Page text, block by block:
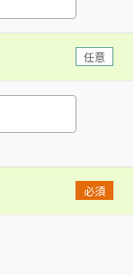
任意
必須